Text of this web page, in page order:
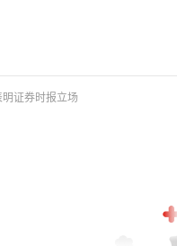
证券时报立场